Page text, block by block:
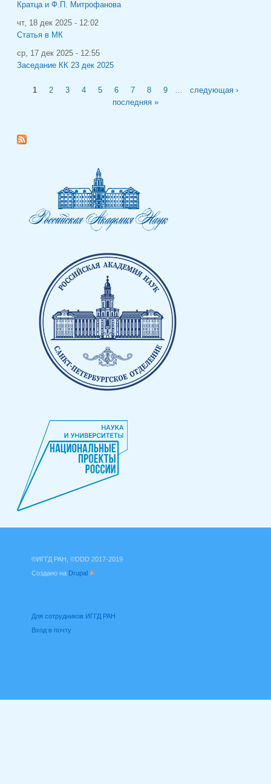
Кратца и Ф.П. Митрофанова
чт, 18 дек 2025 - 12:02
Статья в МК
ср, 17 дек 2025 - 12:55
Заседание КК 23 дек 2025
Страницы
1 2 3 4 5 6 7 8 9 …
следующая ›
последняя »
©ИГГД РАН, ©DDD 2017-2019
Создано на Drupal
Для сотрудников ИГГД РАН
Вход в почту